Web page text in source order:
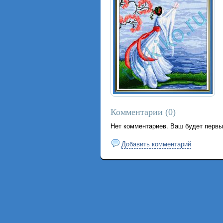
Комментарии (0)
Нет комментариев. Ваш будет
Добавить комментарий